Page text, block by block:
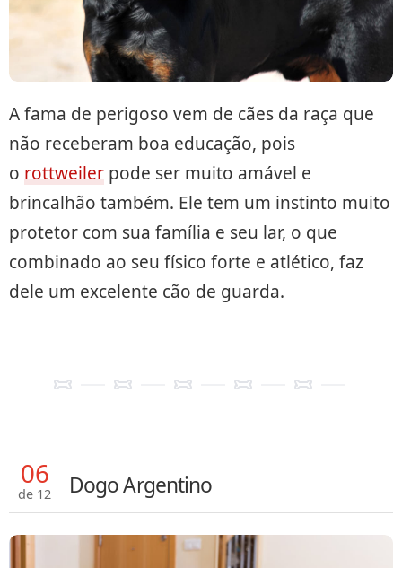
A fama de perigoso vem de cães da raça que
não receberam boa educação, pois
o rottweiler pode ser muito amável e
brincalhão também. Ele tem um instinto muito
protetor com sua família e seu lar, o que
combinado ao seu físico forte e atlético, faz
dele um excelente cão de guarda.
06
de 12 Dogo Argentino